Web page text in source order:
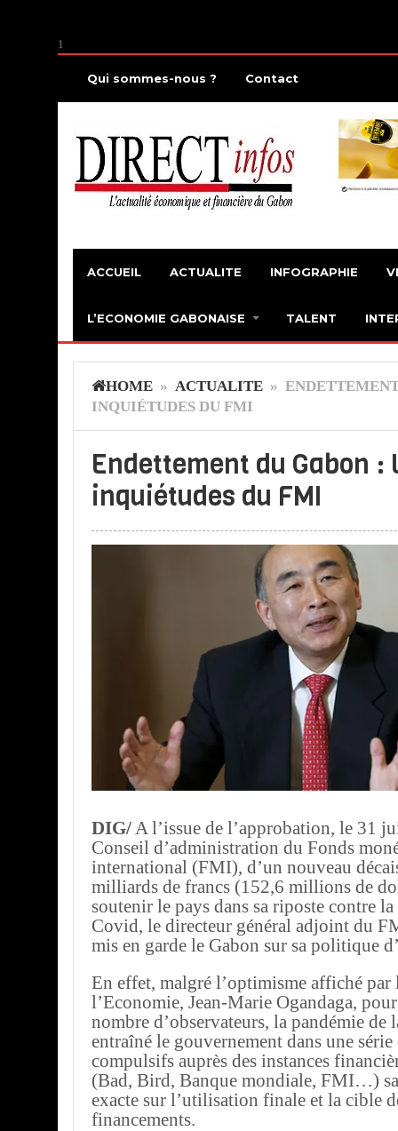
1
Qui sommes-nous ? Contact
ACCUEIL ACTUALITE INFOGRAPHIE
L’ECONOMIE GABONAISE TALENT
HOME » ACTUALITE »
INQUIÉTUDES DU FMI
Endettement du Gabon :
inquiétudes du FMI
DIG/ A l’issue de l’approbation, le 31
Conseil d’administration du Fonds
international (FMI), d’un nouveau
milliards de francs (152,6 millions de
soutenir le pays dans sa riposte contre
Covid, le directeur général adjoint du
mis en garde le Gabon sur sa politique
En effet, malgré l’optimisme affiché par
l’Economie, Jean-Marie Ogandaga,
nombre d’observateurs, la pandémie de
entraîné le gouvernement dans une série
compulsifs auprès des instances
(Bad, Bird, Banque mondiale, FMI…)
exacte sur l’utilisation finale et la cible
financements.